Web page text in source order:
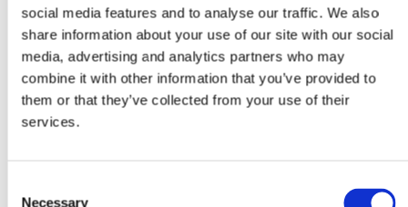
social media features and to analyse our traffic. We also
share information about your use of our site with our social
media, advertising and analytics partners who may
combine it with other information that you’ve provided to
them or that they’ve collected from your use of their
services.
Necessary